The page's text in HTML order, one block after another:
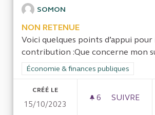
SOMON
NON RETENUE
Voici quelques points d’appui
contribution :Que concerne mon
Filtrer les résultats de la catégorie :
Économie & finances publiques
CRÉÉ LE
15/10/2023
6 6 ABONNÉS
SUIVRE